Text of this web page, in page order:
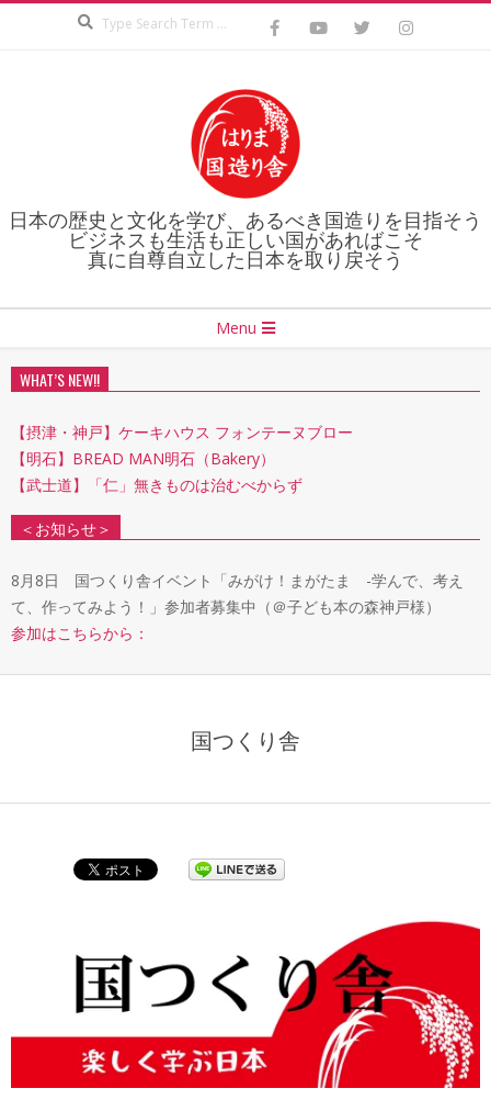
日本の歴史と文化を学び、あるべき国造りを目指そう
ビジネスも生活も正しい国があればこそ
真に自尊自立した日本を取り戻そう
Menu
Menu
WHAT’S NEW!!
【摂津・神戸】ケーキハウス フォンテーヌブロー
【明石】BREAD MAN明石（Bakery）
【武士道】「仁」無きものは治むべからず
＜お知らせ＞
8月8日 国つくり舎イベント「みがけ！まがたま -学んで、考え
て、作ってみよう！」参加者募集中（＠子ども本の森神戸様）
参加はこちらから：
国つくり舎